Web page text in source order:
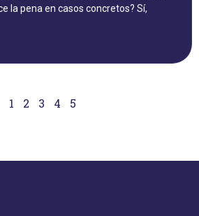
la pena en casos concretos? Sí,
1 2 3 4 5